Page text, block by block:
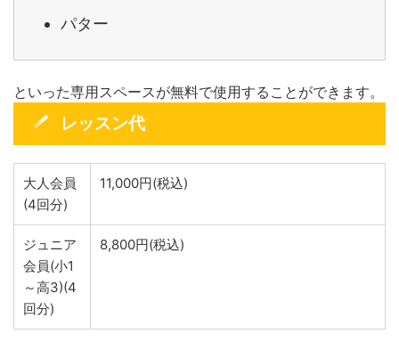
パター
といった専用スペースが無料で使用することができます。
レッスン代
大人会員
(4回分)
11,000円(税込)
ジュニア
会員(小1
～高3)(4
回分)
8,800円(税込)